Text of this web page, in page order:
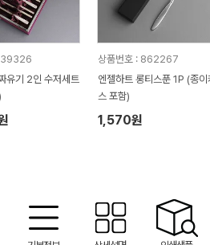
유기 2인 수저세트
상품번호 : 862267
엔젤하트 롱티스푼 1P (종이
스 포함)
1,570원